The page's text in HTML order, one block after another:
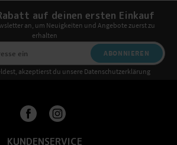
auf deinen ersten Einkauf
an, um Neuigkeiten und Angebote zuerst zu
erhalten
ABONNIEREN
akzeptierst du unsere Datenschutzerklärung
KUNDENSERVICE